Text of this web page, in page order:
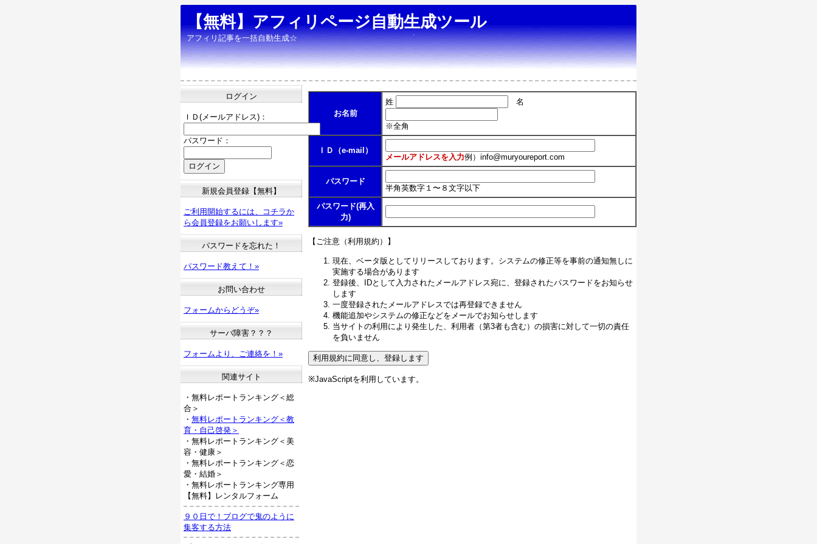
【無料】アフィリページ自動生成ツール
アフィリ記事を一括自動生成☆
お名前
姓 名
※全角
ＩＤ（e-mail）
メールアドレスを入力例） info@muryoureport.com
パスワード
半角英数字１〜８文字以下
パスワード(再入
力)
【ご注意（利用規約）】
現在、ベータ版としてリリースしております。システムの修正等を事前の通知無しに
実施する場合があります
登録後、IDとして入力されたメールアドレス宛に、登録されたパスワードをお知らせ
します
一度登録されたメールアドレスでは再登録できません
機能追加やシステムの修正などをメールでお知らせします
当サイトの利用により発生した、利用者（第3者も含む）の損害に対して一切の責任
を負いません
※JavaScriptを利用しています。
ログイン
ＩＤ(メールアドレス)：
パスワード：
新規会員登録【無料】
ご利用開始するには、コチラか
ら会員登録をお願いします»
パスワードを忘れた！
パスワード教えて！»
お問い合わせ
フォームからどうぞ»
サーバ障害？？？
フォームより、ご連絡を！»
関連サイト
・無料レポートランキング＜総
合＞
・ 無料レポートランキング＜教
育・自己啓発＞
・無料レポートランキング＜美
容・健康＞
・無料レポートランキング＜恋
愛・結婚＞
・無料レポートランキング専用
【無料】レンタルフォーム
９０日で！ブログで鬼のように
集客する方法